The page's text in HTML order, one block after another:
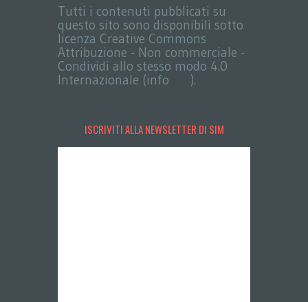
Tutti i contenuti pubblicati su
questo sito sono disponibili sotto
licenza Creative Commons
Attribuzione - Non commerciale -
Condividi allo stesso modo 4.0
Internazionale (info
).
ISCRIVITI ALLA NEWSLETTER DI SIM